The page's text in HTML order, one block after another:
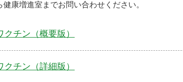
康増進室までお問い合わせください。
チン（概要版）
チン（詳細版）